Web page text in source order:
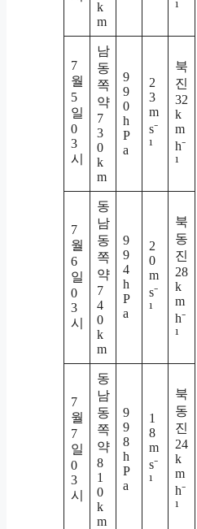
k
m
¹
7
월
5
일
0
3
시
남
동
쪽
약
7
3
0
k
m
9
9
0
h
P
a
2
3
m
s⁻
¹
북
진
32
k
m
h⁻
¹
7
월
6
일
0
3
시
동
남
동
쪽
약
7
4
0
k
m
9
9
4
h
P
a
2
0
m
s⁻
¹
북
동
진
28
k
m
h⁻
¹
7
월
7
일
0
3
시
동
남
동
쪽
약
8
1
0
k
m
9
9
8
h
P
a
1
8
m
s⁻
¹
북
동
진
24
k
m
h⁻
¹